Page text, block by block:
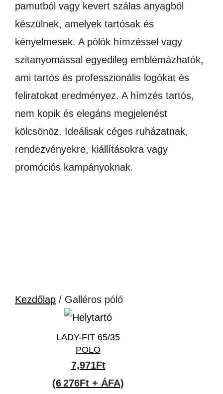
pamutból vagy kevert szálas anyagból
készülnek, amelyek tartósak és
kényelmesek. A pólók hímzéssel vagy
szitanyomással egyedileg emblémázhatók,
ami tartós és professzionális logókat és
feliratokat eredményez. A hímzés tartós,
nem kopik és elegáns megjelenést
kölcsönöz. Ideálisak céges ruházatnak,
rendezvényekre, kiállításokra vagy
promóciós kampányoknak.
Kezdőlap / Galléros póló
LADY-FIT 65/35
POLO
7,971Ft
(6 276Ft + ÁFA)